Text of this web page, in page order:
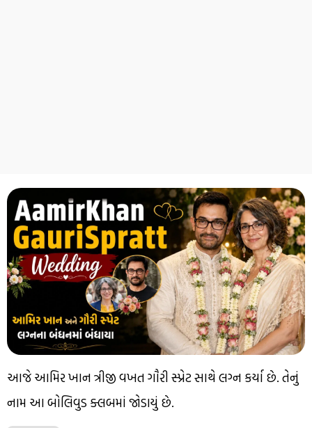
આજે આમિર ખાન ત્રીજી વખત ગૌરી સ્પ્રેટ સાથે લગ્ન કર્યા છે. તેનું
નામ આ બોલિવુડ ક્લબમાં જોડાયું છે.